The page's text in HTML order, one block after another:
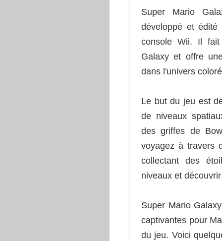
Super Mario
développé et
console Wii. Il
Galaxy et offre
dans l'univers
Le but du jeu est
de niveaux
des griffes de
voyagez à travers
collectant des
niveaux et
Super Mario
captivantes pour
du jeu. Voici